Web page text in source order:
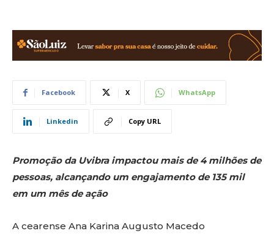
Facebook X WhatsApp
Linkedin Copy URL
Promoção da Uvibra impactou mais de 4 milhões de
pessoas, alcançando um engajamento de 135 mil
em um mês de ação
A cearense Ana Karina Augusto Macedo